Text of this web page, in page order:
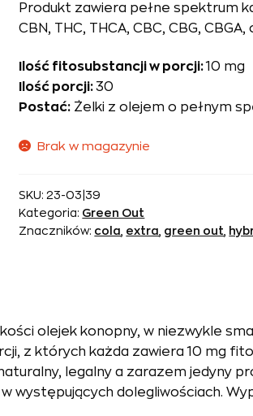
Produkt zawiera pełne spektrum
CBN, THC, THCA, CBC, CBG,
Ilość fitosubstancji w porcji:10 mg
Ilość porcji:30
Postać: Żelki z olejem o pełnym
Brak w magazynie
SKU:23-03|39
Kategoria: Green Out
Znaczników: cola extra green out
olejek konopny, w niezwykle
z których każda zawiera 10 mg
legalny a zarazem jedyny
dolegliwościach.